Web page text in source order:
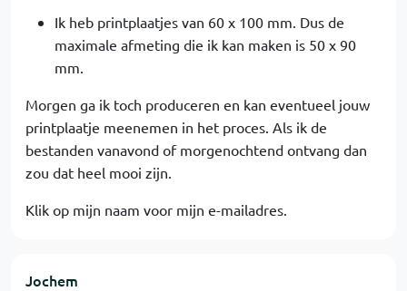
Ik heb printplaatjes van 60 x 100 mm. Dus de
maximale afmeting die ik kan maken is 50 x 90
mm.
Morgen ga ik toch produceren en kan eventueel jouw
printplaatje meenemen in het proces. Als ik de
bestanden vanavond of morgenochtend ontvang dan
zou dat heel mooi zijn.
Klik op mijn naam voor mijn e-mailadres.
Jochem